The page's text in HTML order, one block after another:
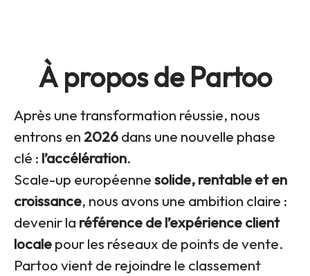
À propos de Partoo
Après une transformation réussie, nous
entrons en2026dans une nouvelle phase
clé : l’accélération.
Scale-up européennesolide, rentable et en
croissance, nous avons une ambition claire :
devenir la référence de l’expérience client
localepour les réseaux de points de vente.
Partoo vient de rejoindre le classement